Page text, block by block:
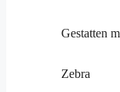
Gestatten
Zebra